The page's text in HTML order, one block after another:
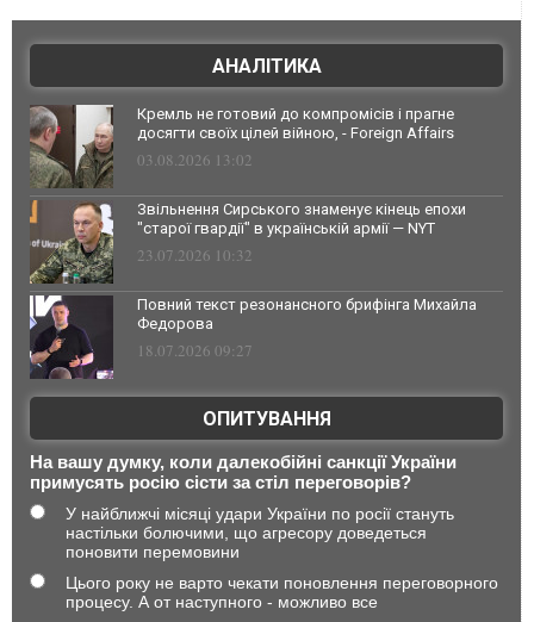
АНАЛІТИКА
Кремль не готовий до компромісів і прагне
досягти своїх цілей війною, - Foreign Affairs
03.08.2026 13:02
Звільнення Сирського знаменує кінець епохи
"старої гвардії" в українській армії — NYT
23.07.2026 10:32
Повний текст резонансного брифінга Михайла
Федорова
18.07.2026 09:27
ОПИТУВАННЯ
На вашу думку, коли далекобійні санкції України
примусять росію сісти за стіл переговорів?
У найближчі місяці удари України по росії стануть
настільки болючими, що агресору доведеться
поновити перемовини
Цього року не варто чекати поновлення переговорного
процесу. А от наступного - можливо все